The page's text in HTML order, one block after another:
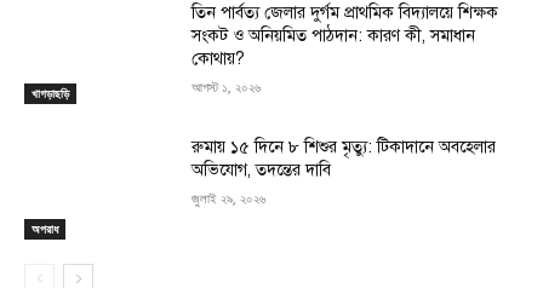
খাগড়াছড়ি
তিন পার্বত্য জেলার দুর্গম প্রাথমিক বিদ্যালয়ে শিক্ষক
সংকট ও অনিয়মিত পাঠদান: কারণ কী, সমাধান
কোথায়?
আগস্ট ১, ২০২৬
অপরাধ
রুমায় ১৫ দিনে ৮ শিশুর মৃত্যু: টিকাদানে অবহেলার
অভিযোগ, তদন্তের দাবি
জুলাই ২৯, ২০২৬